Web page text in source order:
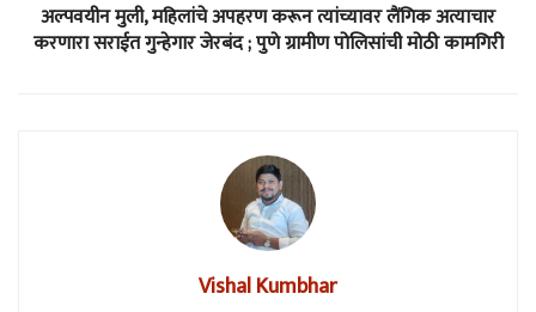
अल्पवयीन मुली, महिलांचे अपहरण करून त्यांच्यावर लैंगिक अत्याचार
करणारा सराईत गुन्हेगार जेरबंद ; पुणे ग्रामीण पोलिसांची मोठी कामगिरी
Vishal Kumbhar